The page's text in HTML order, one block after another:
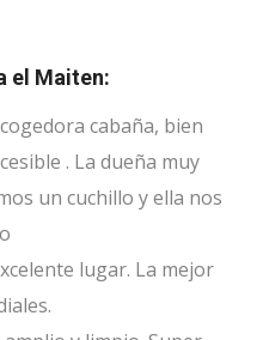
el Maiten:
cabaña, bien
. La dueña muy
un cuchillo y ella nos
lugar. La mejor